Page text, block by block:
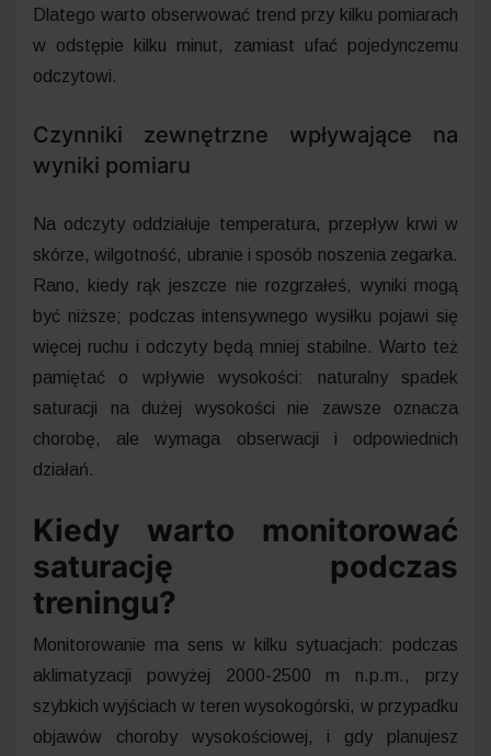
Dlatego warto obserwować trend przy kilku pomiarach
w odstępie kilku minut, zamiast ufać pojedynczemu
odczytowi.
Czynniki zewnętrzne wpływające na
wyniki pomiaru
Na odczyty oddziałuje temperatura, przepływ krwi w
skórze, wilgotność, ubranie i sposób noszenia zegarka.
Rano, kiedy rąk jeszcze nie rozgrzałeś, wyniki mogą
być niższe; podczas intensywnego wysiłku pojawi się
więcej ruchu i odczyty będą mniej stabilne. Warto też
pamiętać o wpływie wysokości: naturalny spadek
saturacji na dużej wysokości nie zawsze oznacza
chorobę, ale wymaga obserwacji i odpowiednich
działań.
Kiedy warto monitorować
saturację podczas
treningu?
Monitorowanie ma sens w kilku sytuacjach: podczas
aklimatyzacji powyżej 2000-2500 m n.p.m., przy
szybkich wyjściach w teren wysokogórski, w przypadku
objawów choroby wysokościowej, i gdy planujesz